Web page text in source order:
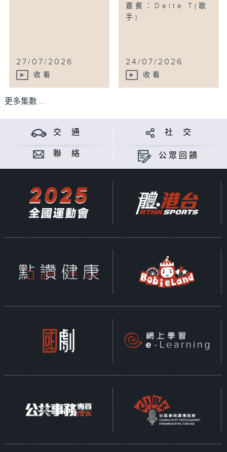
27/07/2026
收看
嘉賓：Delta T(歌
手)
24/07/2026
收看
更多集數 ...
交 通 社 交
聯 絡 公眾回饋